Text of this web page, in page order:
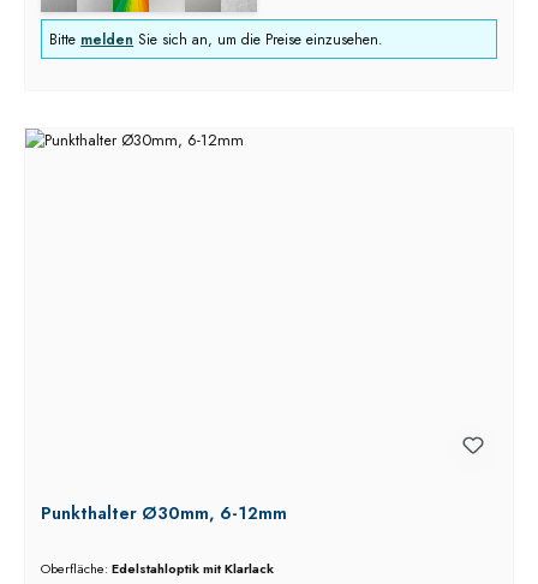
Bitte melden Sie sich an, um die Preise einzusehen.
Punkthalter Ø30mm, 6-12mm
Oberfläche:Edelstahloptik mit Klarlack